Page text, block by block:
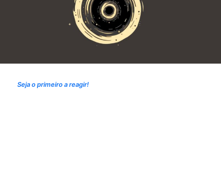
Seja o primeiro a reagir!